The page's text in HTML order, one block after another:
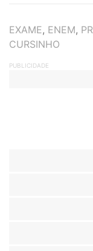
TAGS
EXAME, ENEM,
CURSINHO
PUBLICIDADE